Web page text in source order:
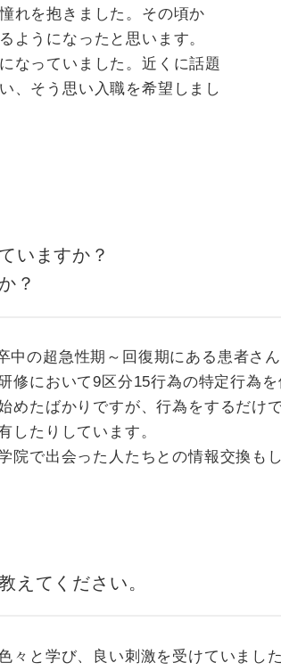
れを抱きました。その頃か
ようになったと思います。
なっていました。近くに話題
、そう思い入職を希望しまし
いますか？
？
の超急性期～回復期にある患者さ
修において9区分15行為の特定行為
めたばかりですが、行為をするだけ
したりしています。
で出会った人たちとの情報交換もし
えてください。
々と学び、良い刺激を受けていまし